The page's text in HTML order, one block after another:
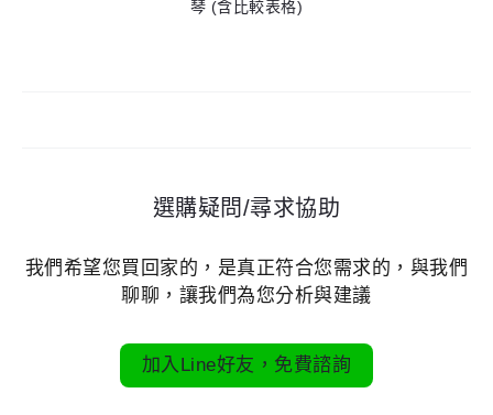
琴 (含比較表格)
選購疑問/尋求協助
我們希望您買回家的，是真正符合您需求的，與我們
聊聊，讓我們為您分析與建議
加入Line好友，免費諮詢